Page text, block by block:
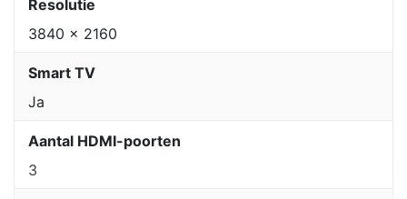
Resolutie
3840 x 2160
Smart TV
Ja
Aantal HDMI-poorten
3